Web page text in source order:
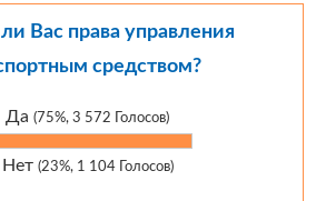
Вас права управления
средством?
Да (75%, 3 572 Голосов)
Нет (23%, 1 104 Голосов)